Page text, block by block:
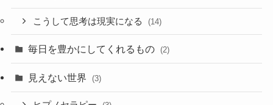
こうして思考は現実になる (14)
毎日を豊かにしてくれるもの (2)
見えない世界 (3)